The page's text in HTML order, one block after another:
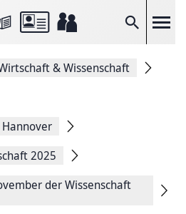
Suche
& Wissenschaft
2025
der Wissenschaft